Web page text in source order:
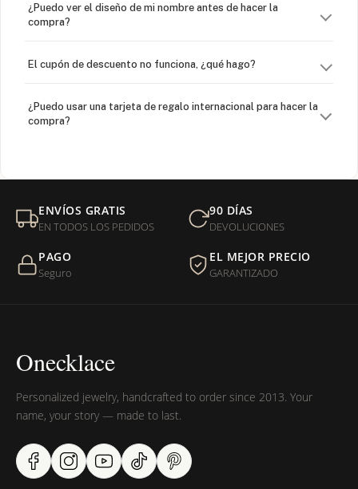
¿Puedo ver el diseño de mi nombre antes de hacer la
compra?
El cupón de descuento no funciona, ¿qué hago?
¿Puedo usar una tarjeta de regalo internacional para hacer la
compra?
Mi orden fue devuelta por USPS, ¿qué hago para que sea
entregada?
¿Sus productos son libres de níquel?
ENVÍOS GRATIS
EN TODOS LOS PEDIDOS
90 DÍAS
DEVOLUCIONES
PAGO
Seguro
EL MEJOR PRECIO
GARANTIZADO
Onecklace
Personalized jewelry, handcrafted to order since 2013. Your
name, your story — made to last.